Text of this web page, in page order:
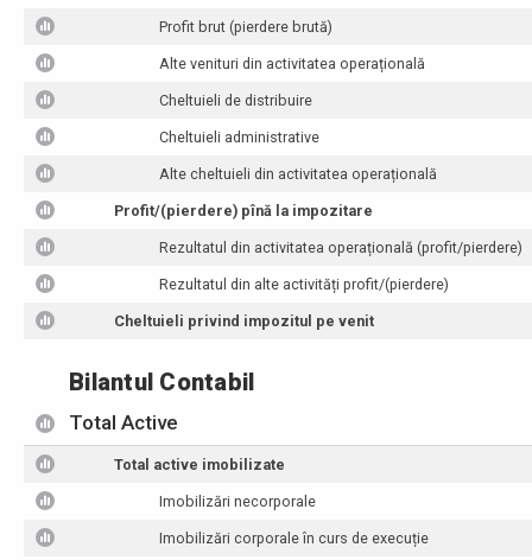
Profit brut (pierdere brută)
Alte venituri din activitatea operațională
Cheltuieli de distribuire
Cheltuieli administrative
Alte cheltuieli din activitatea operațională
Profit/(pierdere) pînă la impozitare
Rezultatul din activitatea operațională (profit/pierdere)
Rezultatul din alte activități profit/(pierdere)
Cheltuieli privind impozitul pe venit
Bilantul Contabil
Total Active
Total active imobilizate
Imobilizări necorporale
Imobilizări corporale în curs de execuție